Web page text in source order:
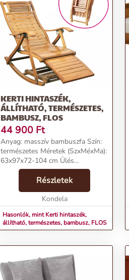
KERTI HINTASZÉK,
ÁLLÍTHATÓ, TERMÉSZETES,
BAMBUSZ, FLOS
44 900 Ft
Anyag: masszív bambuszfa Szín:
természetes Méretek (SzxMéxMa):
63x97x72-104 cm Ülés
magassága: 38 cm Ülés mélysége:
47 cm Ülés szélessége: 47 cm
Háttámla magassága: 71 cm A
háttámla szélessége: 48.5 c...
Részletek
Kondela
Hasonlók, mint Kerti hintaszék,
állítható, természetes, bambusz, FLOS